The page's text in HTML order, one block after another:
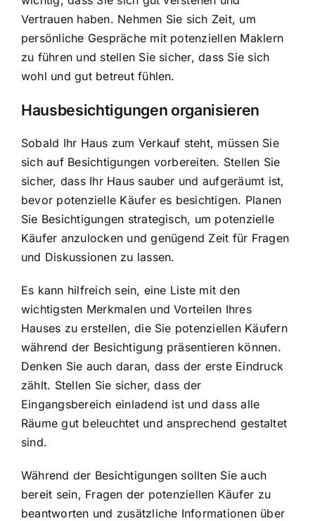
Vertrauen haben. Nehmen Sie sich Zeit, um
persönliche Gespräche mit potenziellen Maklern
zu führen und stellen Sie sicher, dass Sie sich
wohl und gut betreut fühlen.
Hausbesichtigungen organisieren
Sobald Ihr Haus zum Verkauf steht, müssen Sie
sich auf Besichtigungen vorbereiten. Stellen Sie
sicher, dass Ihr Haus sauber und aufgeräumt ist,
bevor potenzielle Käufer es besichtigen. Planen
Sie Besichtigungen strategisch, um potenzielle
Käufer anzulocken und genügend Zeit für Fragen
und Diskussionen zu lassen.
Es kann hilfreich sein, eine Liste mit den
wichtigsten Merkmalen und Vorteilen Ihres
Hauses zu erstellen, die Sie potenziellen Käufern
während der Besichtigung präsentieren können.
Denken Sie auch daran, dass der erste Eindruck
zählt. Stellen Sie sicher, dass der
Eingangsbereich einladend ist und dass alle
Räume gut beleuchtet und ansprechend gestaltet
sind.
Während der Besichtigungen sollten Sie auch
bereit sein, Fragen der potenziellen Käufer zu
beantworten und zusätzliche Informationen über